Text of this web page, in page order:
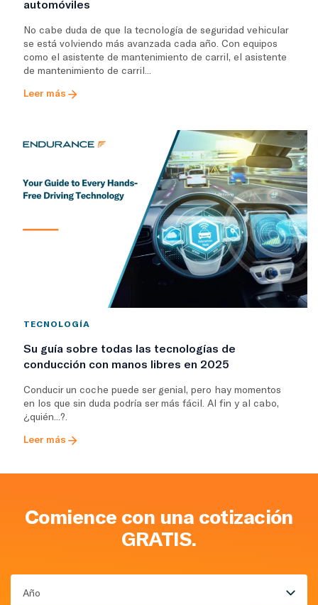
automóviles
No cabe duda de que la tecnología de seguridad vehicular
se está volviendo más avanzada cada año. Con equipos
como el asistente de mantenimiento de carril, el asistente
de mantenimiento de carril...
Leer más
TECNOLOGÍA
Su guía sobre todas las tecnologías de
conducción con manos libres en 2025
Conducir un coche puede ser genial, pero hay momentos
en los que sin duda podría ser más fácil. Al fin y al cabo,
¿quién...?.
Leer más
Comience con una cotización
GRATIS.
Año